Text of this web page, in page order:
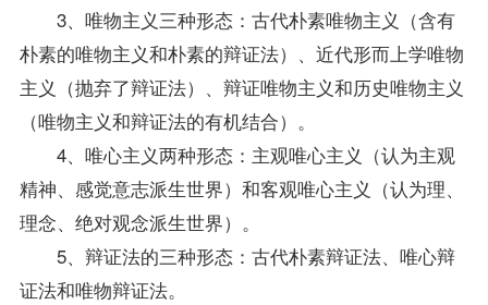
3、唯物主义三种形态：古代朴素唯物主义（含有
朴素的唯物主义和朴素的辩证法）、近代形而上学唯物
主义（抛弃了辩证法）、辩证唯物主义和历史唯物主义
（唯物主义和辩证法的有机结合）。
4、唯心主义两种形态：主观唯心主义（认为主观
精神、感觉意志派生世界）和客观唯心主义（认为理、
理念、绝对观念派生世界）。
5、辩证法的三种形态：古代朴素辩证法、唯心辩
证法和唯物辩证法。